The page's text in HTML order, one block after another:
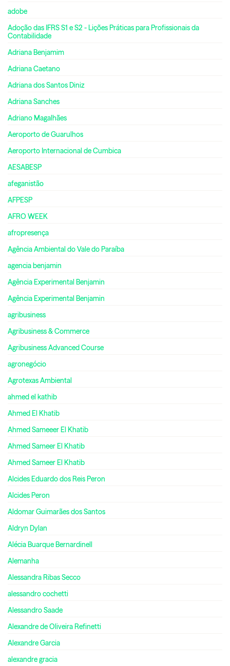
adobe
Adoção das IFRS S1 e S2 - Lições Práticas para Profissionais da
Contabilidade
Adriana Benjamim
Adriana Caetano
Adriana dos Santos Diniz
Adriana Sanches
Adriano Magalhães
Aeroporto de Guarulhos
Aeroporto Internacional de Cumbica
AESABESP
afeganistão
AFPESP
AFRO WEEK
afropresença
Agência Ambiental do Vale do Paraíba
agencia benjamin
Agência Experimental Benjamin
Agência Experimental Benjamin
agribusiness
Agribusiness & Commerce
Agribusiness Advanced Course
agronegócio
Agrotexas Ambiental
ahmed el kathib
Ahmed El Khatib
Ahmed Sameeer El Khatib
Ahmed Sameer El Khatib
Ahmed Sameer El Khatib
Alcides Eduardo dos Reis Peron
Alcides Peron
Aldomar Guimarães dos Santos
Aldryn Dylan
Alécia Buarque Bernardinell
Alemanha
Alessandra Ribas Secco
alessandro cochetti
Alessandro Saade
Alexandre de Oliveira Refinetti
Alexandre Garcia
alexandre gracia